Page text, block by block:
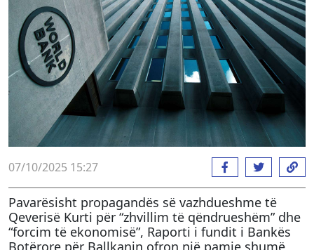
07/10/2025 15:27
Pavarësisht propagandës së vazhdueshme të
Qeverisë Kurti për “zhvillim të qëndrueshëm” dhe
“forcim të ekonomisë”, Raporti i fundit i Bankës
Botërore për Ballkanin ofron një pamje shumë